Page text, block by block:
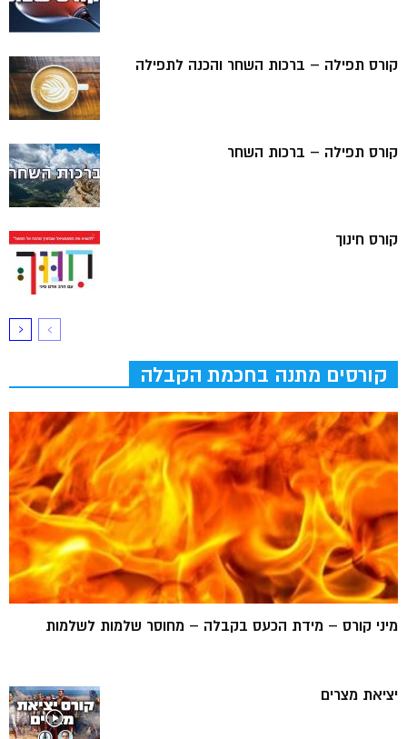
קורס תפילה – ברכות השחר והכנה לתפילה
קורס תפילה – ברכות השחר
קורס חינוך
קורסים מתנה בחכמת הקבלה
מיני קורס – מידת הכעס בקבלה – מחוסר שלמות לשלמות
יציאת מצרים